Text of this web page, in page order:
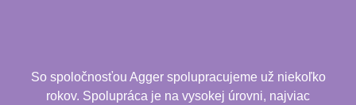
So spoločnosťou Agger spolupracujeme už niekoľko
rokov. Spolupráca je na vysokej úrovni, najviac